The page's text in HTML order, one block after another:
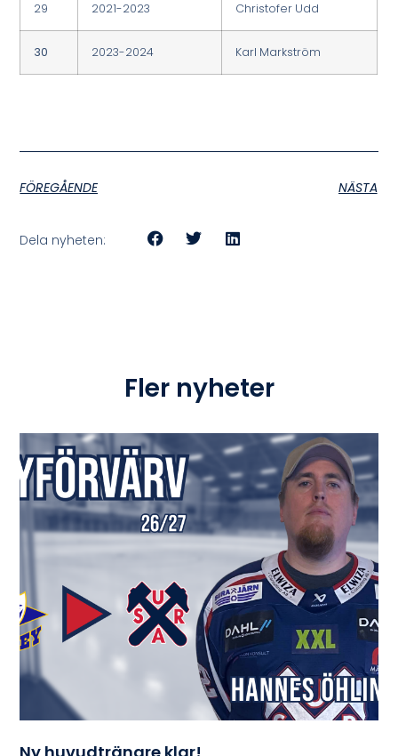
29 2021-2023 Christofer Udd
30 2023-2024 Karl Markström
FÖREGÅENDE NÄSTA
Dela nyheten:
Fler nyheter